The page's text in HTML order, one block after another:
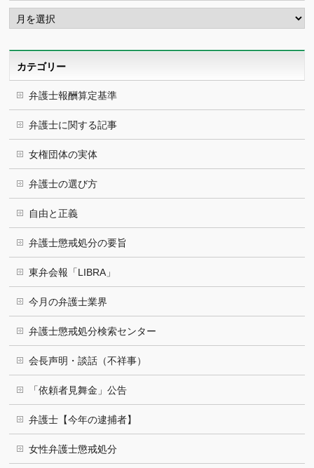
ア
ー
カ
カテゴリー
弁護士報酬算定基準
弁護士に関する記事
女権団体の実体
弁護士の選び方
自由と正義
弁護士懲戒処分の要旨
東弁会報「LIBRA」
今月の弁護士業界
弁護士懲戒処分検索センター
会長声明・談話（不祥事）
「依頼者見舞金」公告
弁護士【今年の逮捕者】
女性弁護士懲戒処分